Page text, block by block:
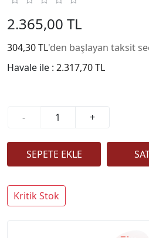
2.365,00 TL
304,30 TL'den başlayan taksit
Havale ile : 2.317,70 TL
- +
Kritik Stok